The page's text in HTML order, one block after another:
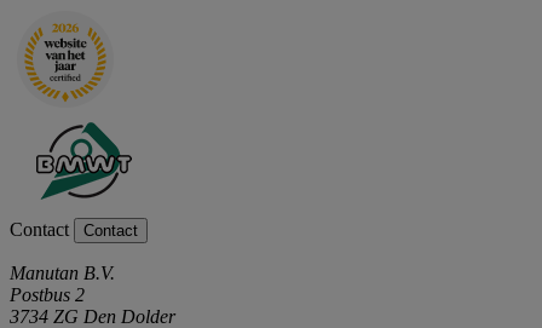
Contact Contact
Manutan B.V.
Postbus 2
3734 ZG Den Dolder